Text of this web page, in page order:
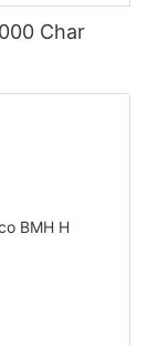
Char